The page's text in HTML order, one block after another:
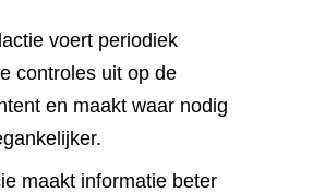
voert periodiek
controles uit op de
en maakt waar nodig
maakt informatie beter